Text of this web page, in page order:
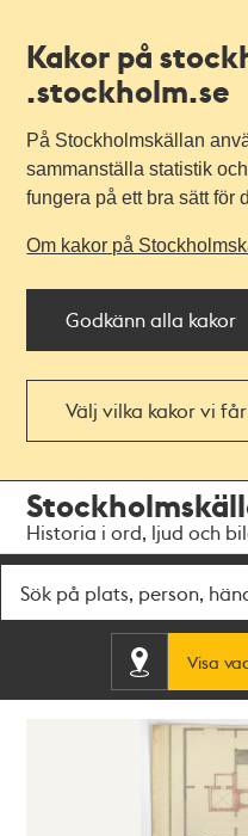
Kakor på
.stockholm.se
På Stockholmskällan
sammanställa statistik
fungera på ett bra sätt för
Om kakor på
Godkänn alla kakor
Välj vilka kakor vi
navigationen
huvudinnehållet
Historia i ord, ljud och
Visa